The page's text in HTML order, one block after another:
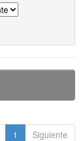
1 Siguiente